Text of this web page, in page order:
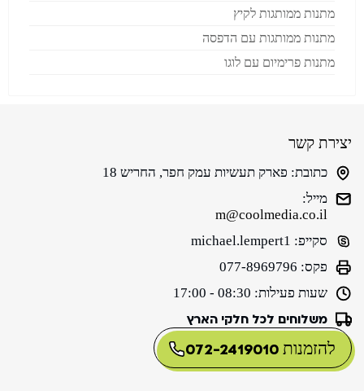
מתנות ממותגות לקיץ
מתנות ממותגות עם הדפסה
מתנות פרימיום עם לוגו
יצירת קשר
כתובת: פארק תעשיות עמק חפר, החריש 18
מייל:
m@coolmedia.co.il
סקייפ: michael.lempert1
פקס: 077-8969796
שעות פעילות: 08:30 - 17:00
משלוחים לכל חלקי הארץ
להזמנות072-2419010